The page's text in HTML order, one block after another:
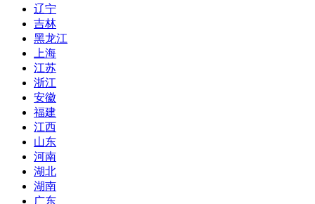
辽宁
吉林
黑龙江
上海
江苏
浙江
安徽
福建
江西
山东
河南
湖北
湖南
广东